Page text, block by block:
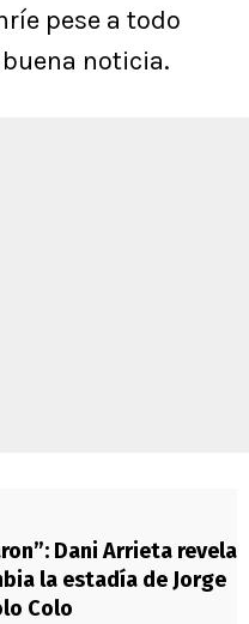
pese a todo
noticia.
Dani Arrieta revela
la estadía de Jorge
Colo